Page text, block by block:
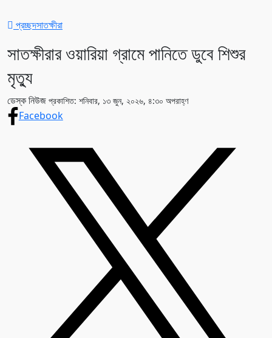
প্রচ্ছদসাতক্ষীরা
সাতক্ষীরার ওয়ারিয়া গ্রামে পানিতে ডুবে শিশুর
মৃত্যু
ডেস্ক নিউজ প্রকাশিত: শনিবার, ১৩ জুন, ২০২৬, ৪:৩০ অপরাহ্ণ
Facebook